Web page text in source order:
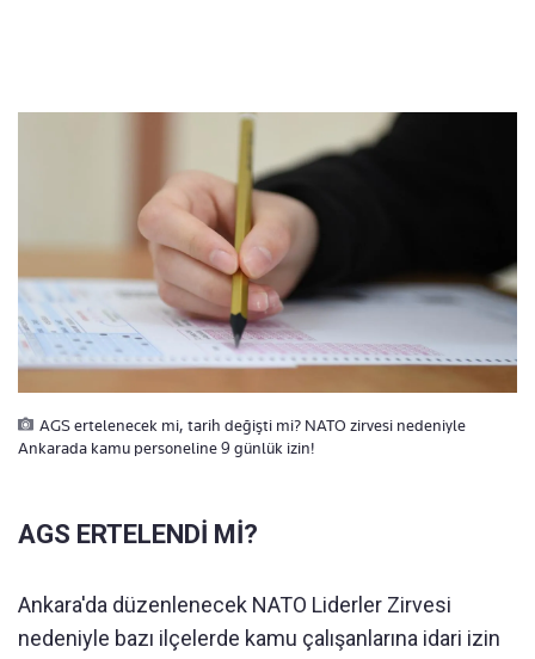
AGS ertelenecek mi, tarih değişti mi? NATO zirvesi nedeniyle
Ankarada kamu personeline 9 günlük izin!
AGS ERTELENDİ Mİ?
Ankara'da düzenlenecek NATO Liderler Zirvesi
nedeniyle bazı ilçelerde kamu çalışanlarına idari izin